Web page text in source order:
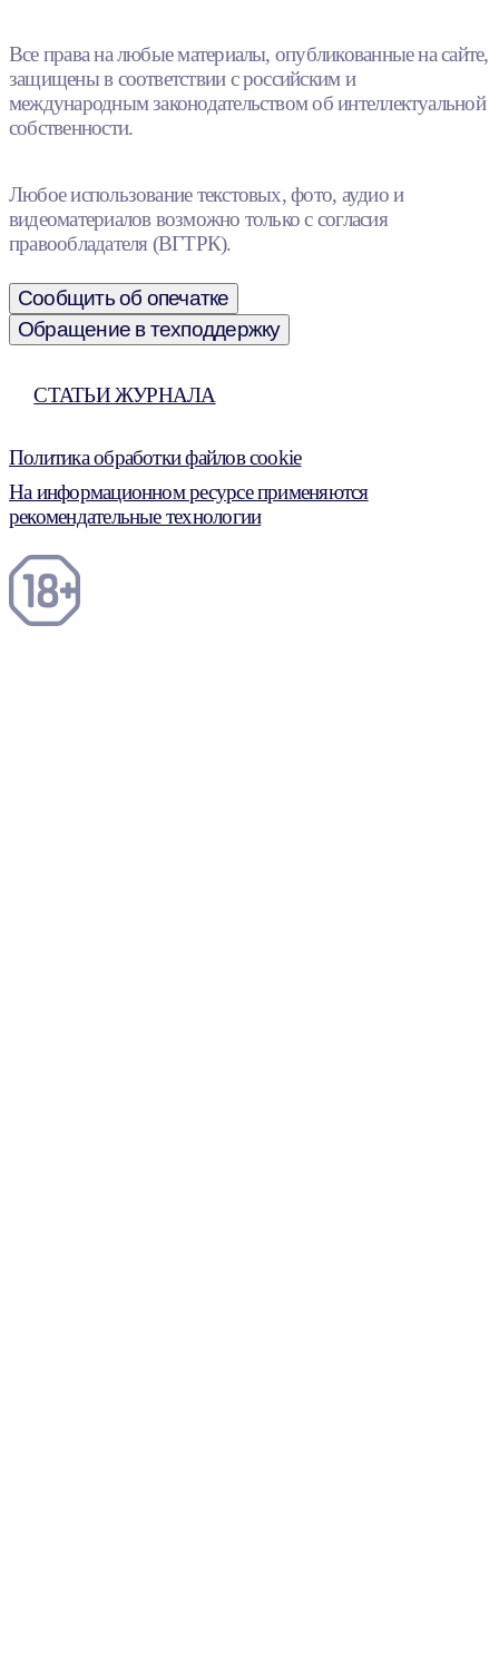
Все права на любые материалы, опубликованные на сайте,
защищены в соответствии с российским и
международным законодательством об интеллектуальной
собственности.
Любое использование текстовых, фото, аудио и
видеоматериалов возможно только с согласия
правообладателя (ВГТРК).
Сообщить об опечатке
Обращение в техподдержку
СТАТЬИ ЖУРНАЛА
Политика обработки файлов cookie
На информационном ресурсе применяются
рекомендательные технологии